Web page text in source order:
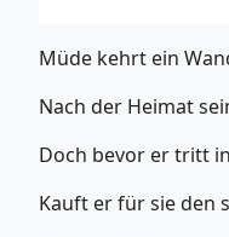
Müde kehrt ein
Nach der Heimat
Doch bevor er tritt
Kauft er für sie den